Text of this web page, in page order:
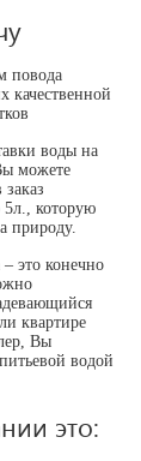
повода
качественной
воды на
можете
5л., которую
природу.
это конечно
квартире
Вы
водой
это: